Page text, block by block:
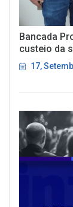
Bancada
custeio da
17,